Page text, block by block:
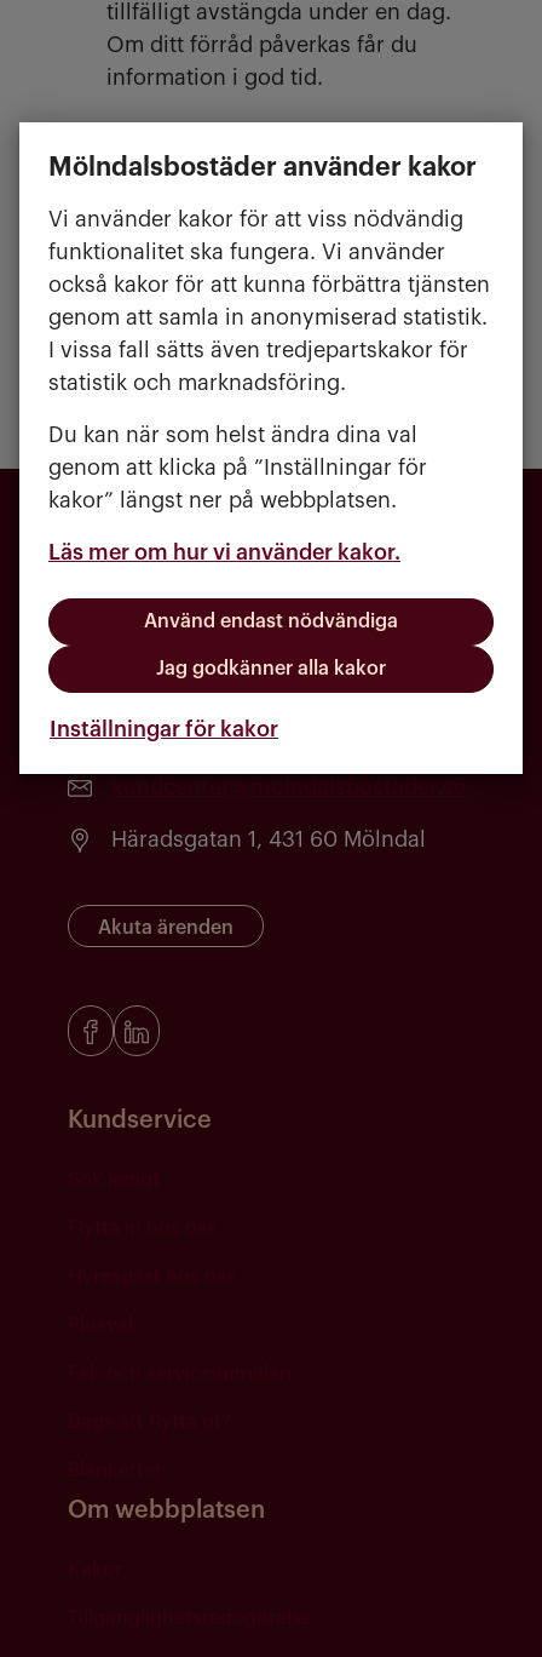
Mölndalsbostäder använder kakor
Vi använder kakor för att viss nödvändig
funktionalitet ska fungera. Vi använder
också kakor för att kunna förbättra tjänsten
genom att samla in anonymiserad statistik.
I vissa fall sätts även tredjepartskakor för
statistik och marknadsföring.
Du kan när som helst ändra dina val
genom att klicka på ”Inställningar för
kakor” längst ner på webbplatsen.
Läs mer om hur vi använder kakor.
Använd endast nödvändiga
Jag godkänner alla kakor
Inställningar för kakor
tillfälligt avstängda under en dag.
Om ditt förråd påverkas får du
information i god tid.
Dränering runt huset
runt Piltegatan 2. Samtidigt lägger vi
nya ledningar för stuprören och
förbereder för ny el till fastigheten.
Arbetet beräknas pågå under hösten
2026.
031 - 720 84 00
Häradsgatan 1, 431 60 Mölndal
Akuta ärenden
Kundservice
Om webbplatsen